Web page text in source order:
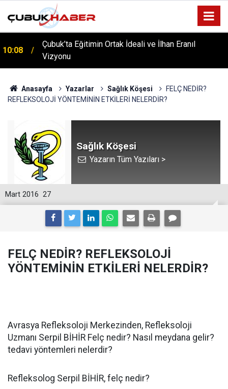
12:06
ÇUBUK’TA ‘YAZA MERHABA’ COŞKUSU: Kursiyerler
Gönüllerince Eğlendi!
Anasayfa Yazarlar Sağlık Köşesi
FELÇ NEDİR?
REFLEKSOLOJİ YÖNTEMİNİN ETKİLERİ NELERDİR?
Sağlık Köşesi
Yazarın Tüm Yazıları >
27
Mart 2016
FELÇ NEDİR? REFLEKSOLOJİ
YÖNTEMİNİN ETKİLERİ NELERDİR?
Avrasya Refleksoloji Merkezinden, Refleksoloji
Uzmanı Serpil BİHİR Felç nedir? Nasıl meydana gelir?
tedavi yöntemleri nelerdir?
Refleksolog Serpil BİHİR, felç nedir?